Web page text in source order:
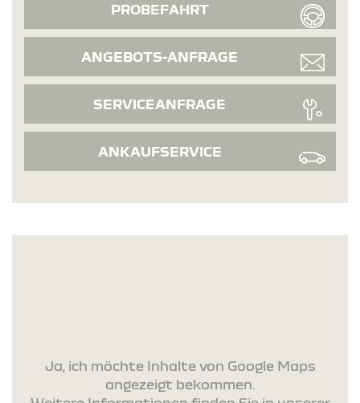
PROBEFAHRT
ANGEBOTS-ANFRAGE
SERVICEANFRAGE
ANKAUFSERVICE
Ja, ich möchte Inhalte von Google Maps
angezeigt bekommen.